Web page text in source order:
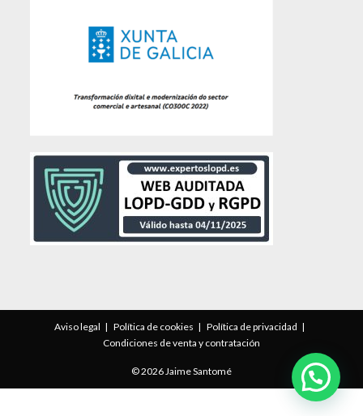
Aviso legal Política de cookies
Política de privacidad
Condiciones de venta y contratación
© 2026 Jaime Santomé